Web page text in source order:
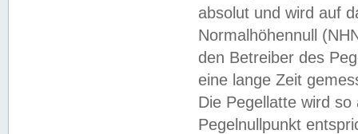
absolut und wird auf
Normalhöhennull
den Betreiber des
eine lange Zeit
Die Pegellatte wird
Pegelnullpunkt